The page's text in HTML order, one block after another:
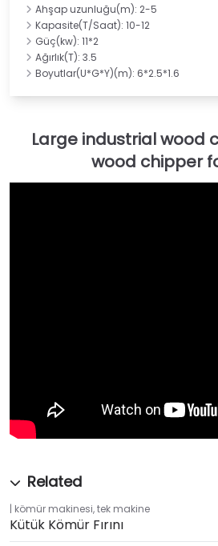
Ahşap uzunluğu(m): 2-5
Kapasite(T/Saat): 10-12
Güç(kw): 11*2
Ağırlık(T): 3.5
Boyutlar(U*G*Y)(m): 6*2.5*1.6
kömür makinesi,tek makine
Kütük Kömür Fırını